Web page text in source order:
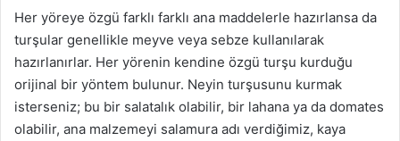
Her yöreye özgü farklı farklı ana maddelerle hazırlansa da
turşular genellikle meyve veya sebze kullanılarak
hazırlanırlar. Her yörenin kendine özgü turşu kurduğu
orijinal bir yöntem bulunur. Neyin turşusunu kurmak
isterseniz; bu bir salatalık olabilir, bir lahana ya da domates
olabilir, ana malzemeyi salamura adı verdiğimiz, kaya